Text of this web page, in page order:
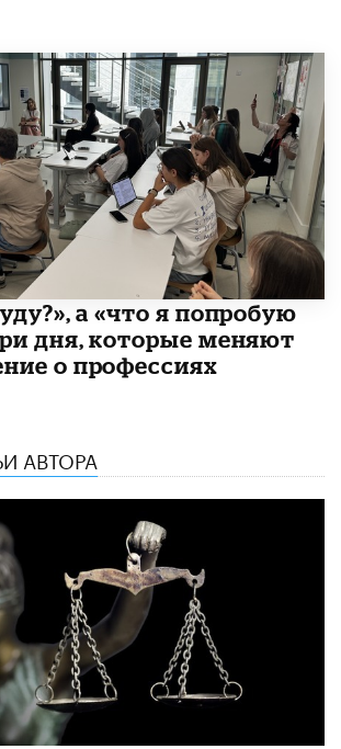
а «что я попробую
дня, которые меняют
о профессиях
АВТОРА